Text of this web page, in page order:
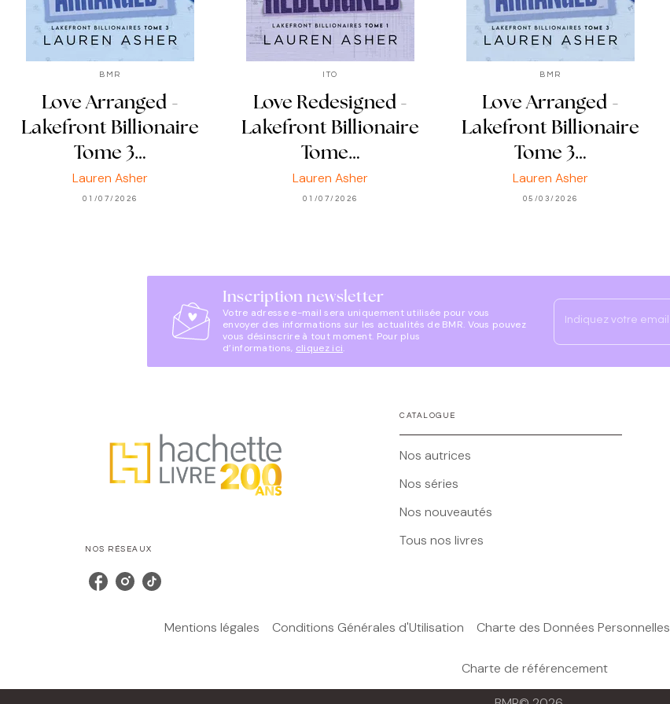
BMR
Love Arranged -
Lakefront Billionaire
Tome 3…
Lauren Asher
01/07/2026
ITO
Love Redesigned -
Lakefront Billionaire
Tome…
Lauren Asher
01/07/2026
BMR
Love Arranged -
Lakefront Billionaire
Tome 3…
Lauren Asher
05/03/2026
Inscription newsletter
Votre adresse e-mail sera uniquement utilisée pour vous
envoyer des informations sur les actualités de BMR. Vous pouvez
vous désinscrire à tout moment. Pour plus
d’informations, cliquez ici.
Indiquez votre email
NOS RÉSEAUX
CATALOGUE
Nos autrices
Nos séries
Nos nouveautés
Tous nos livres
Mentions légales Conditions Générales d'Utilisation Charte des Données Personnelles
Charte de référencement